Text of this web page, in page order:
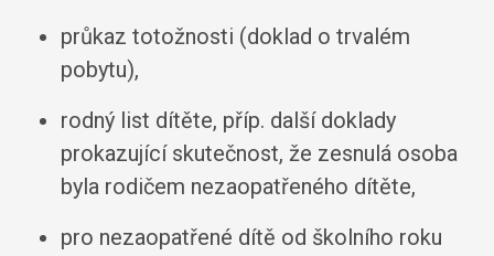
průkaz totožnosti (doklad o trvalém
pobytu),
rodný list dítěte, příp. další doklady
prokazující skutečnost, že zesnulá osoba
byla rodičem nezaopatřeného dítěte,
pro nezaopatřené dítě od školního roku